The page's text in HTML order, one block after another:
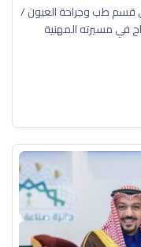
في قسم طب وجراحة العيون /
في مسيرته المهنية